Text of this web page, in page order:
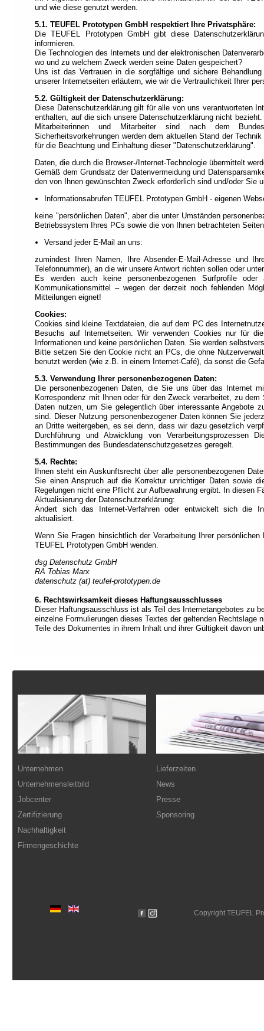
und wie diese genutzt werden.
5.1. TEUFEL Prototypen GmbH respektiert Ihre Privatsphäre:
Die TEUFEL Prototypen GmbH gibt diese
informieren.
Die Technologien des Internets und der elektronischen
wo und zu welchem Zweck werden seine Daten gespeichert?
Uns ist das Vertrauen in die sorgfältige und sichere
unserer Internetseiten erläutern, wie wir die Vertraulichkeit Ihrer
5.2. Gültigkeit der Datenschutzerklärung:
Diese Datenschutzerklärung gilt für alle von uns verantworteten
enthalten, auf die sich unsere Datenschutzerklärung nicht
Mitarbeiterinnen und Mitarbeiter sind nach dem
Sicherheitsvorkehrungen werden dem aktuellen Stand der
für die Beachtung und Einhaltung dieser "Datenschutzerklärung".
Daten, die durch die Browser-/Internet-Technologie übermittelt
Gemäß dem Grundsatz der Datenvermeidung und
den von Ihnen gewünschten Zweck erforderlich sind und/oder Sie
Informationsabrufen TEUFEL Prototypen GmbH - eigenen
keine "persönlichen Daten", aber die unter Umständen
Betriebssystem Ihres PCs sowie die von Ihnen betrachteten
Versand jeder E-Mail an uns:
zumindest Ihren Namen, Ihre Absender-E-Mail-Adresse und
Telefonnummer), an die wir unsere Antwort richten sollen oder
Es werden auch keine personenbezogenen Surfprofile
Kommunikationsmittel – wegen der derzeit noch fehlenden
Mitteilungen eignet!
Cookies:
Cookies sind kleine Textdateien, die auf dem PC des
Besuchs auf Internetseiten. Wir verwenden Cookies nur für
Informationen und keine persönlichen Daten. Sie werden
Bitte setzen Sie den Cookie nicht an PCs, die ohne
benutzt werden (wie z.B. in einem Internet-Café), da sonst die
5.3. Verwendung Ihrer personenbezogenen Daten:
Die personenbezogenen Daten, die Sie uns über das Internet
Korrespondenz mit Ihnen oder für den Zweck verarbeitet, zu
Daten nutzen, um Sie gelegentlich über interessante Angebote
sind. Dieser Nutzung personenbezogener Daten können Sie
an Dritte weitergeben, es sei denn, dass wir dazu gesetzlich
Durchführung und Abwicklung von Verarbeitungsprozessen
Bestimmungen des Bundesdatenschutzgesetzes geregelt.
5.4. Rechte:
Ihnen steht ein Auskunftsrecht über alle personenbezogenen
Sie einen Anspruch auf die Korrektur unrichtiger Daten sowie
Regelungen nicht eine Pflicht zur Aufbewahrung ergibt. In diesen
Aktualisierung der Datenschutzerklärung:
Ändert sich das Internet-Verfahren oder entwickelt sich die
aktualisiert.
Wenn Sie Fragen hinsichtlich der Verarbeitung Ihrer
TEUFEL Prototypen GmbH wenden.
dsg Datenschutz GmbH
RA Tobias Marx
datenschutz (at) teufel-prototypen.de
6. Rechtswirksamkeit dieses Haftungsausschlusses
Dieser Haftungsausschluss ist als Teil des Internetangebotes zu
einzelne Formulierungen dieses Textes der geltenden
Teile des Dokumentes in ihrem Inhalt und ihrer Gültigkeit davon
Unternehmen
Unternehmensleitbild
Jobcenter
Zertifizierung
Nachhaltigkeit
Firmengeschichte
Lieferzeiten
News
Presse
Sponsoring
Copyright TEUFEL